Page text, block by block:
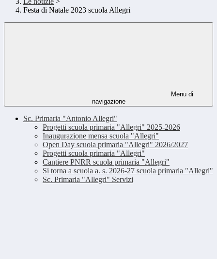
Festa di Natale 2023 scuola Allegri
Menu di
navigazione
Sc. Primaria "Antonio Allegri"
Progetti scuola primaria "Allegri" 2025-2026
Inaugurazione mensa scuola "Allegri"
Open Day scuola primaria "Allegri" 2026/2027
Progetti scuola primaria "Allegri"
Cantiere PNRR scuola primaria "Allegri"
Si torna a scuola a. s. 2026-27 scuola primaria "Allegri"
Sc. Primaria "Allegri" Servizi